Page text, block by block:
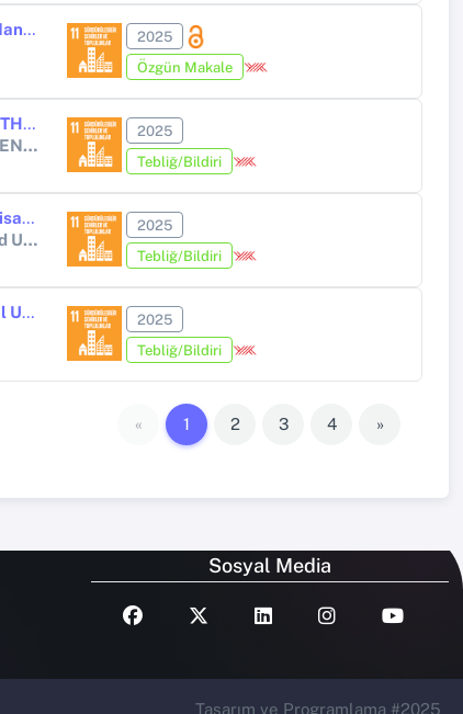
Reinforced Concrete Design with Geopolymer Concrete in Construction Management and Neural Networks
2025
Özgün Makale
SEASONAL AND SPATIAL DISTRIBUTION OF PCB CONCENTRATIONS IN THE ATMOSPHERE OF A METROPOLITAN CITY: ISTANBUL, TÜRKİYE
17th INTERNATIONAL CONFERENCE ON ENGINEERING & NATURAL SCIENCES
2025
Tebliğ/Bildiri
Proposal For a Prototype Model Using Advanced Technologies for Post-Disaster Permanent Housing
8 th International Conference of Contemporary Affairs in Architecture and Urbanism (ICCAUA-2025)
2025
Tebliğ/Bildiri
Deprem Sonrasi Altyapi İçin Sürdürülebilir Bir Alternatif: Çelik Cürufun Yol Uygulamaları
2025
Tebliğ/Bildiri
« 1 2 3 4 »
Sosyal Media
Tasarım ve Programlama #2025